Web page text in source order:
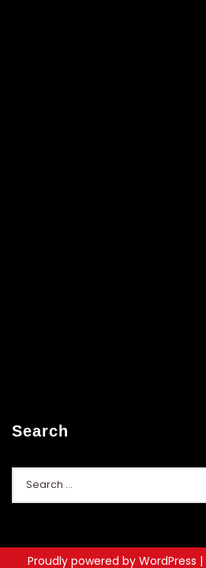
Search
Proudly powered by WordPress |